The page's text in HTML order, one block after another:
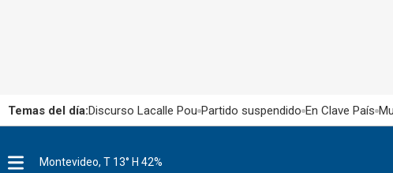
Temas del día:Discurso Lacalle Pou Partido suspendido En Clave País
Montevideo, T 13° H 42%